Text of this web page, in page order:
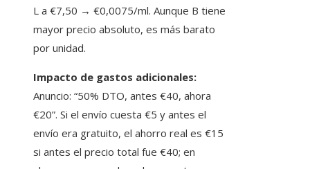
L a €7,50 → €0,0075/ml. Aunque B tiene
mayor precio absoluto, es más barato
por unidad.
Impacto de gastos adicionales:
Anuncio: “50% DTO, antes €40, ahora
€20”. Si el envío cuesta €5 y antes el
envío era gratuito, el ahorro real es €15
si antes el precio total fue €40; en